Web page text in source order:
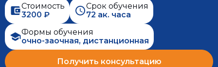
Стоимость
3200 ₽
Срок обучения
72 ак. часа
Формы обучения
очно-заочная, дистанционная
Получить консультацию